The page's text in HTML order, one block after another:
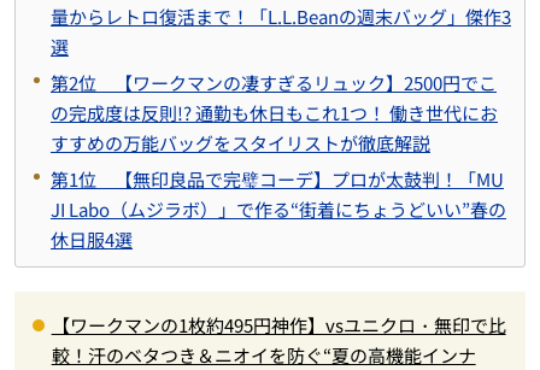
量からレトロ復活まで！「L.L.Beanの週末バッグ」傑作3
選
第2位 【ワークマンの凄すぎるリュック】2500円でこ
の完成度は反則!? 通勤も休日もこれ1つ！ 働き世代にお
すすめの万能バッグをスタイリストが徹底解説
第1位 【無印良品で完璧コーデ】プロが太鼓判！「MU
JI Labo（ムジラボ）」で作る“街着にちょうどいい”春の
休日服4選
【ワークマンの1枚約495円神作】vsユニクロ・無印で比
較！汗のベタつき＆ニオイを防ぐ“夏の高機能インナ